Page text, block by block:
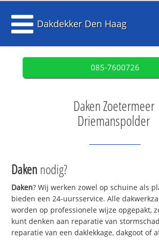
Dakdekker Den Haag
085-7600726
Daken Zoetermeer
Driemanspolder
Daken nodig?
Daken? Wij werken zowel op schuine als
bieden een 24-uursservice. Alle
worden op professionele wijze opgepakt,
kunt denken aan reparatie van
reparatie van een daklekkage, dakgoot of